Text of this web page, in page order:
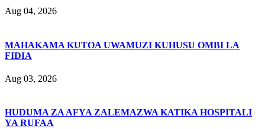
Aug 04, 2026
MAHAKAMA KUTOA UWAMUZI KUHUSU OMBI LA
FIDIA
Aug 03, 2026
HUDUMA ZA AFYA ZALEMAZWA KATIKA HOSPITALI
YA RUFAA